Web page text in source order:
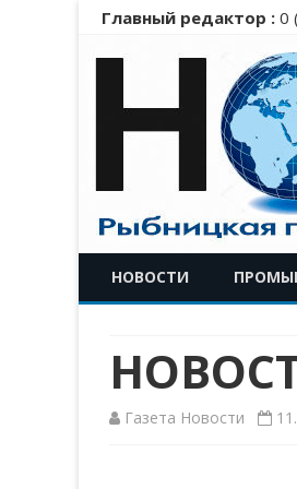
Главный редактор : 0
НОВОСТИ
Газета Новости